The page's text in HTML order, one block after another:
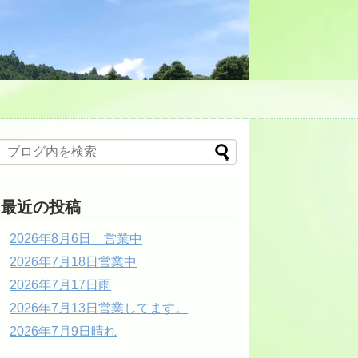
最近の投稿
2026年8月6日 営業中
2026年7月18日営業中
2026年7月17日雨
2026年7月13日営業してます。
2026年7月9日晴れ